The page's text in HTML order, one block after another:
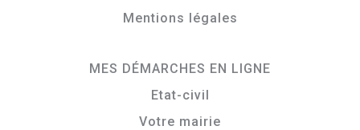
Mentions légales
MES DÉMARCHES EN LIGNE
Etat-civil
Votre mairie